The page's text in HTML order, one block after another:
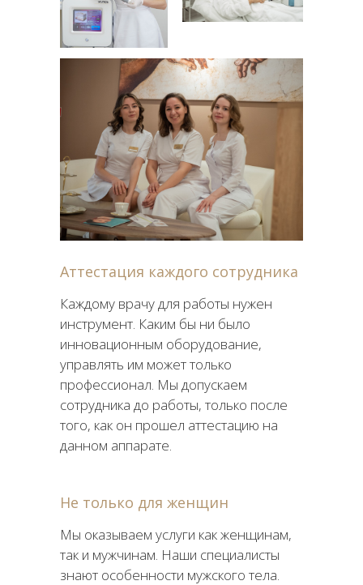
Каждому врачу для работы нужен
инструмент. Каким бы ни было
инновационным оборудование,
управлять им может только
профессионал. Мы допускаем
сотрудника до работы, только после
того, как он прошел аттестацию на
данном аппарате.
Аттестация каждого сотрудника
Мы оказываем услуги как женщинам,
так и мужчинам. Наши специалисты
знают особенности мужского тела.
Не только для женщин